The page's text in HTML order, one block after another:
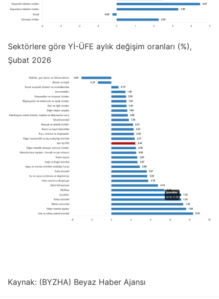
Sektörlere göre Yİ-ÜFE aylık değişim oranları (%),
Şubat 2026
Kaynak: (BYZHA) Beyaz Haber Ajansı